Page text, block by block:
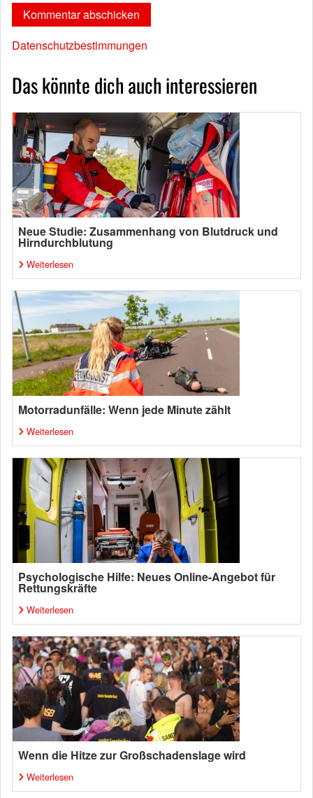
Datenschutzbestimmungen
Das könnte dich auch interessieren
Neue Studie: Zusammenhang von Blutdruck und
Hirndurchblutung
Weiterlesen
Motorradunfälle: Wenn jede Minute zählt
Weiterlesen
Psychologische Hilfe: Neues Online-Angebot für
Rettungskräfte
Weiterlesen
Wenn die Hitze zur Großschadenslage wird
Weiterlesen